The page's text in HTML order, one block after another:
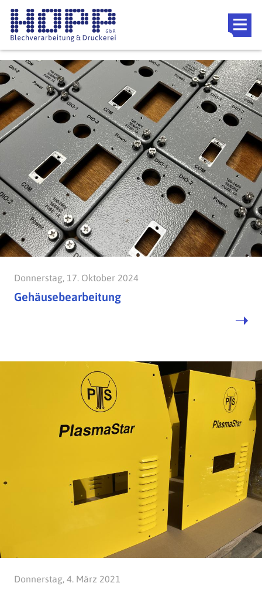
Direkt zum Inhalt
Donnerstag, 17. Oktober 2024
Gehäusebearbeitung
Donnerstag, 4. März 2021